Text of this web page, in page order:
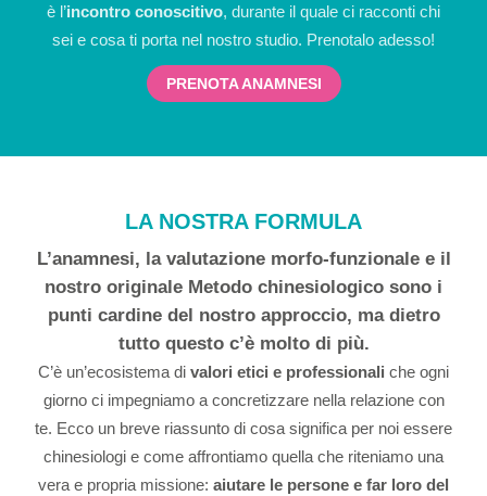
è l’incontro conoscitivo, durante il quale ci racconti chi
sei e cosa ti porta nel nostro studio. Prenotalo adesso!
PRENOTA ANAMNESI
LA NOSTRA FORMULA
L’anamnesi, la valutazione morfo-funzionale e il
nostro originale Metodo chinesiologico sono i
punti cardine del nostro approccio, ma dietro
tutto questo c’è molto di più.
C’è un’ecosistema di valori etici e professionali che ogni
giorno ci impegniamo a concretizzare nella relazione con
te. Ecco un breve riassunto di cosa significa per noi essere
chinesiologi e come affrontiamo quella che riteniamo una
vera e propria missione: aiutare le persone e far loro del